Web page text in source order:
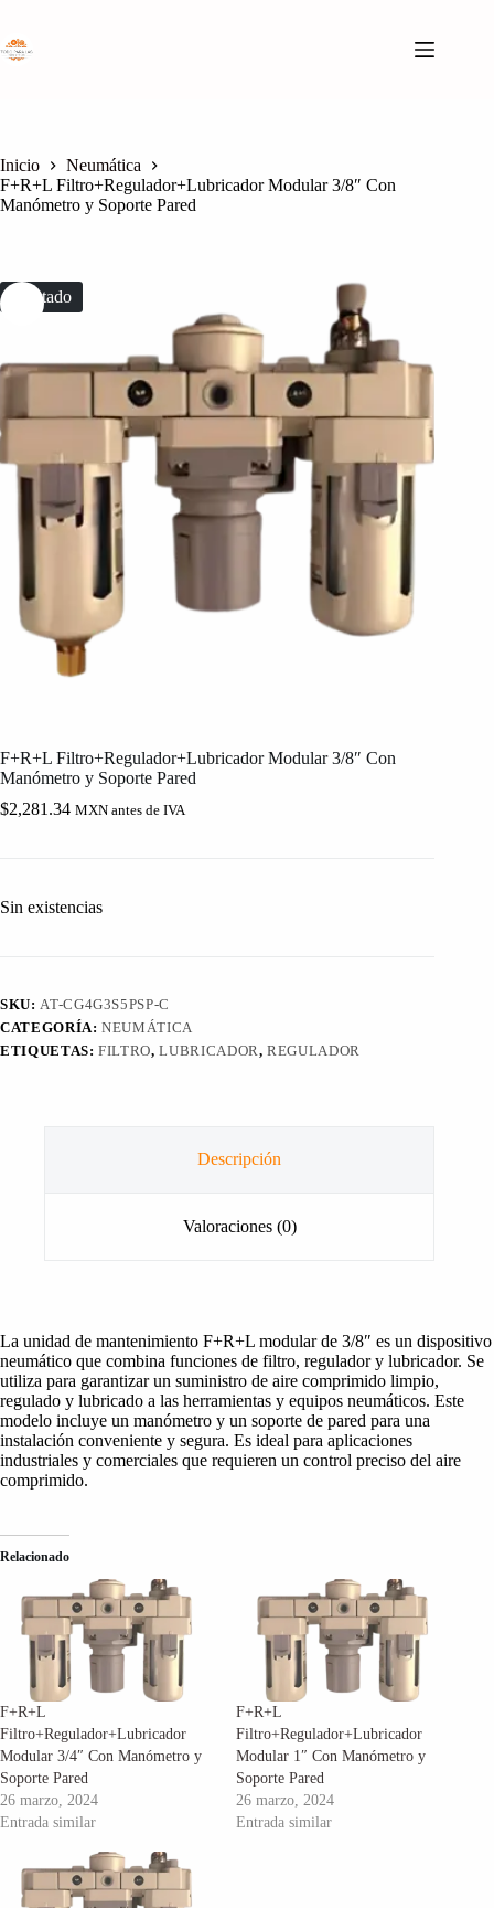
contenido
Inicio
Neumática
F+R+L Filtro+Regulador+Lubricador Modular 3/8″ Con
Manómetro y Soporte Pared
Agotado
F+R+L Filtro+Regulador+Lubricador Modular 3/8″ Con
Manómetro y Soporte Pared
$2,281.34 MXN antes de IVA
Sin existencias
SKU: AT-CG4G3S5PSP-C
CATEGORÍA:NEUMÁTICA
ETIQUETAS:FILTRO,LUBRICADOR,REGULADOR
Descripción
Valoraciones (0)
La unidad de mantenimiento F+R+L modular de 3/8″ es un dispositivo
neumático que combina funciones de filtro, regulador y lubricador. Se
utiliza para garantizar un suministro de aire comprimido limpio,
regulado y lubricado a las herramientas y equipos neumáticos. Este
modelo incluye un manómetro y un soporte de pared para una
instalación conveniente y segura. Es ideal para aplicaciones
industriales y comerciales que requieren un control preciso del aire
comprimido.
Relacionado
F+R+L
Filtro+Regulador+Lubricador
Modular 3/4″ Con Manómetro y
Soporte Pared
26 marzo, 2024
Entrada similar
F+R+L
Filtro+Regulador+Lubricador
Modular 1″ Con Manómetro y
Soporte Pared
26 marzo, 2024
Entrada similar